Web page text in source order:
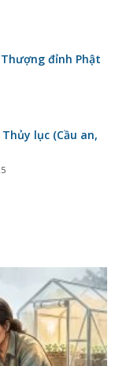
đỉnh Phật
lục (Cầu an,